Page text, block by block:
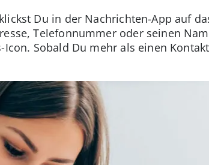
Du in der Nachrichten-App auf
Telefonnummer oder seinen
Sobald Du mehr als einen